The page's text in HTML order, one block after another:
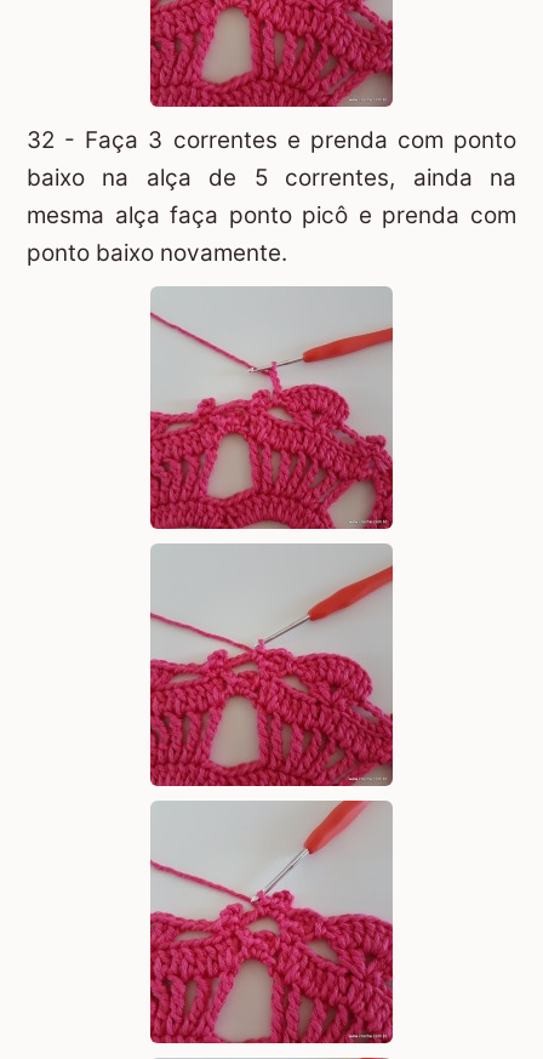
32 - Faça 3 correntes e prenda com ponto
baixo na alça de 5 correntes, ainda na
mesma alça faça ponto picô e prenda com
ponto baixo novamente.